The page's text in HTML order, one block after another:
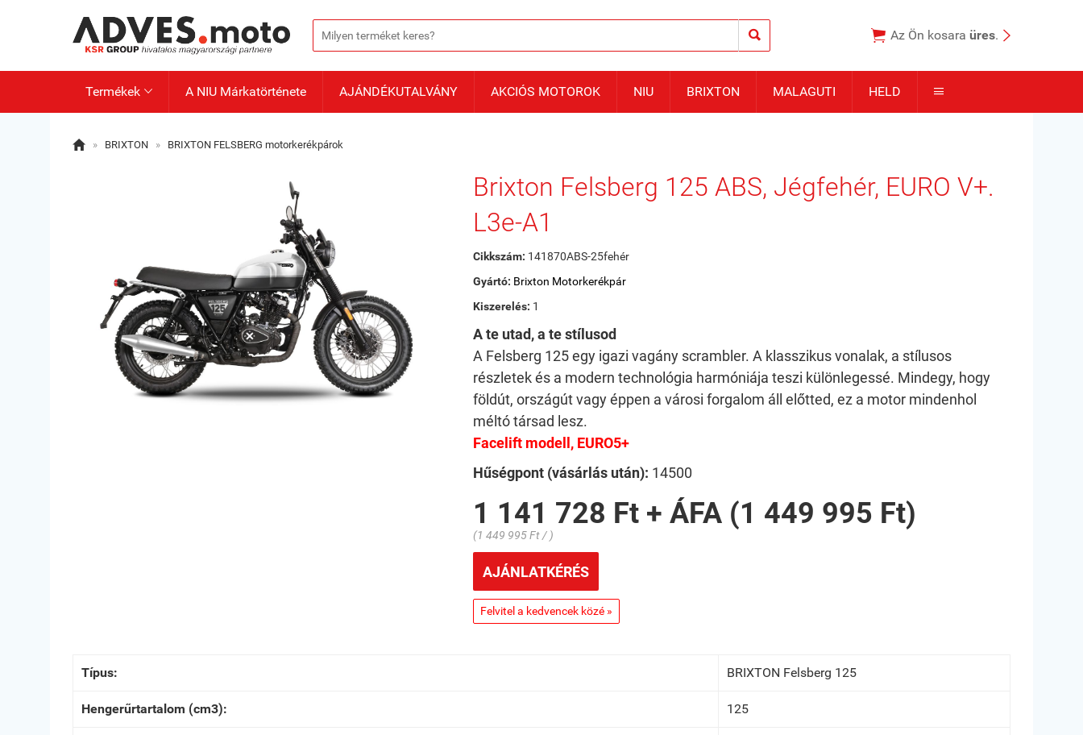
  Az Ön kosara üres. 
Termékek  A NIU Márkatörténete AJÁNDÉKUTALVÁNY AKCIÓS MOTOROK NIU BRIXTON MALAGUTI HELD 
 » BRIXTON » BRIXTON FELSBERG motorkerékpárok
Brixton Felsberg 125 ABS, Jégfehér, EURO V+.
L3e-A1
Cikkszám: 141870ABS-25fehér
Gyártó: Brixton Motorkerékpár
Kiszerelés: 1
A te utad, a te stílusod
A Felsberg 125 egy igazi vagány scrambler. A klasszikus vonalak, a stílusos
részletek és a modern technológia harmóniája teszi különlegessé. Mindegy, hogy
földút, országút vagy éppen a városi forgalom áll előtted, ez a motor mindenhol
méltó társad lesz.
Facelift modell, EURO5+
Hűségpont (vásárlás után): 14500
1 141 728 Ft + ÁFA (1 449 995 Ft)
(1 449 995 Ft / )
AJÁNLATKÉRÉS
Felvitel a kedvencek közé »
Típus: BRIXTON Felsberg 125
Hengerűrtartalom (cm3): 125